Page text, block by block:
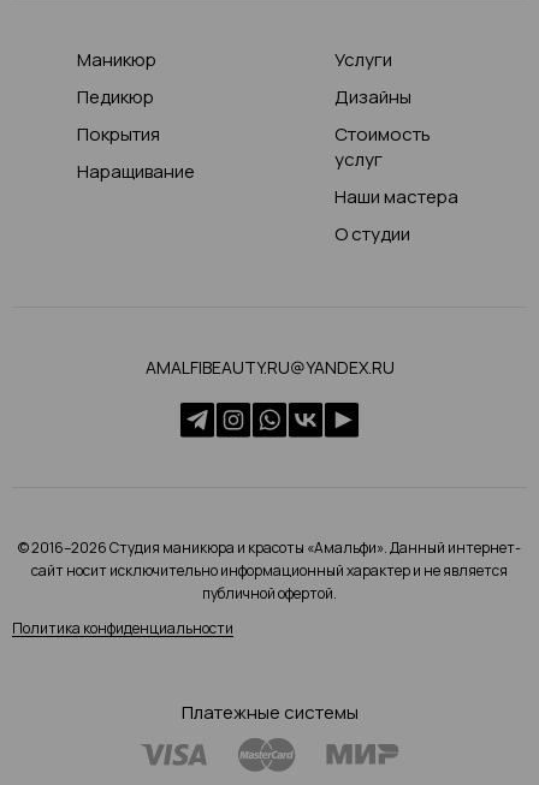
Маникюр
Педикюр
Покрытия
Наращивание
Услуги
Дизайны
Стоимость
услуг
Наши мастера
О студии
AMALFIBEAUTY.RU@YANDEX.RU
© 2016–2026 Студия маникюра и красоты «Амальфи». Данный интернет-
сайт носит исключительно информационный характер и не является
публичной офертой.
Политика конфиденциальности
Платежные системы